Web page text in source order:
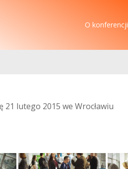
O konferencji
lutego 2015 we Wrocławiu